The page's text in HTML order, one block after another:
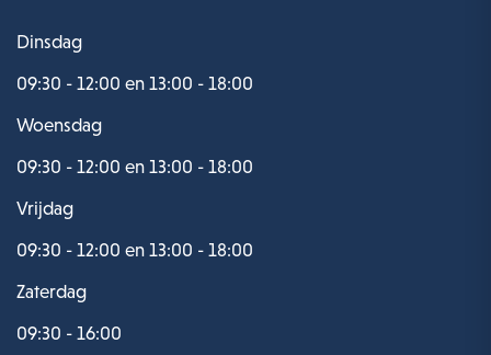
Dinsdag
09:30 - 12:00 en 13:00 - 18:00
Woensdag
09:30 - 12:00 en 13:00 - 18:00
Vrijdag
09:30 - 12:00 en 13:00 - 18:00
Zaterdag
09:30 - 16:00